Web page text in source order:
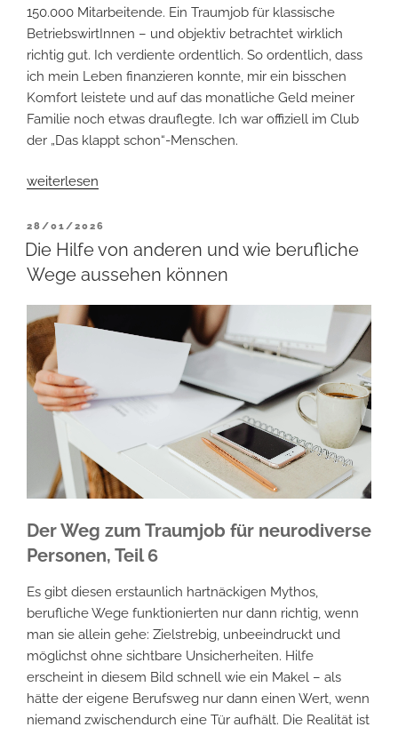
150.000 Mitarbeitende. Ein Traumjob für klassische
BetriebswirtInnen – und objektiv betrachtet wirklich
richtig gut. Ich verdiente ordentlich. So ordentlich, dass
ich mein Leben finanzieren konnte, mir ein bisschen
Komfort leistete und auf das monatliche Geld meiner
Familie noch etwas drauflegte. Ich war offiziell im Club
der „Das klappt schon“-Menschen.
„Welche
habe
ich?“
weiterlesen
VERÖFFENTLICHT
AM
28/01/2026
Die Hilfe von anderen und wie berufliche
Wege aussehen können
Der Weg zum Traumjob für neurodiverse
Personen, Teil 6
Es gibt diesen erstaunlich hartnäckigen Mythos,
berufliche Wege funktionierten nur dann richtig, wenn
man sie allein gehe: Zielstrebig, unbeeindruckt und
möglichst ohne sichtbare Unsicherheiten. Hilfe
erscheint in diesem Bild schnell wie ein Makel – als
hätte der eigene Berufsweg nur dann einen Wert, wenn
niemand zwischendurch eine Tür aufhält. Die Realität ist